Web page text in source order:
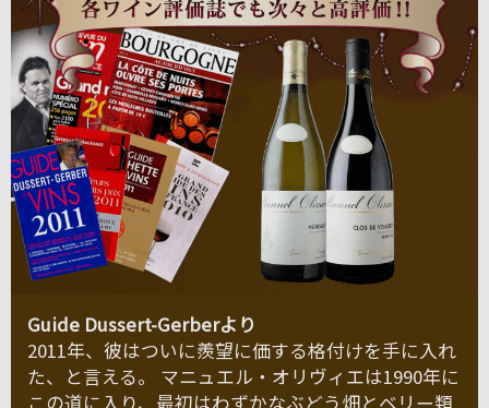
Guide Dussert-Gerberより
2011年、彼はついに羨望に価する格付けを手に入れ
た、と言える。 マニュエル・オリヴィエは1990年に
この道に入り、最初はわずかなぶどう畑とベリー類